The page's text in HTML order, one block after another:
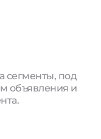
сегменты, под
объявления и